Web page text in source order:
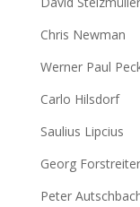
Chris Newman
Werner Paul
Carlo Hilsdorf
Saulius Lipcius
Georg Forstreiter
Peter